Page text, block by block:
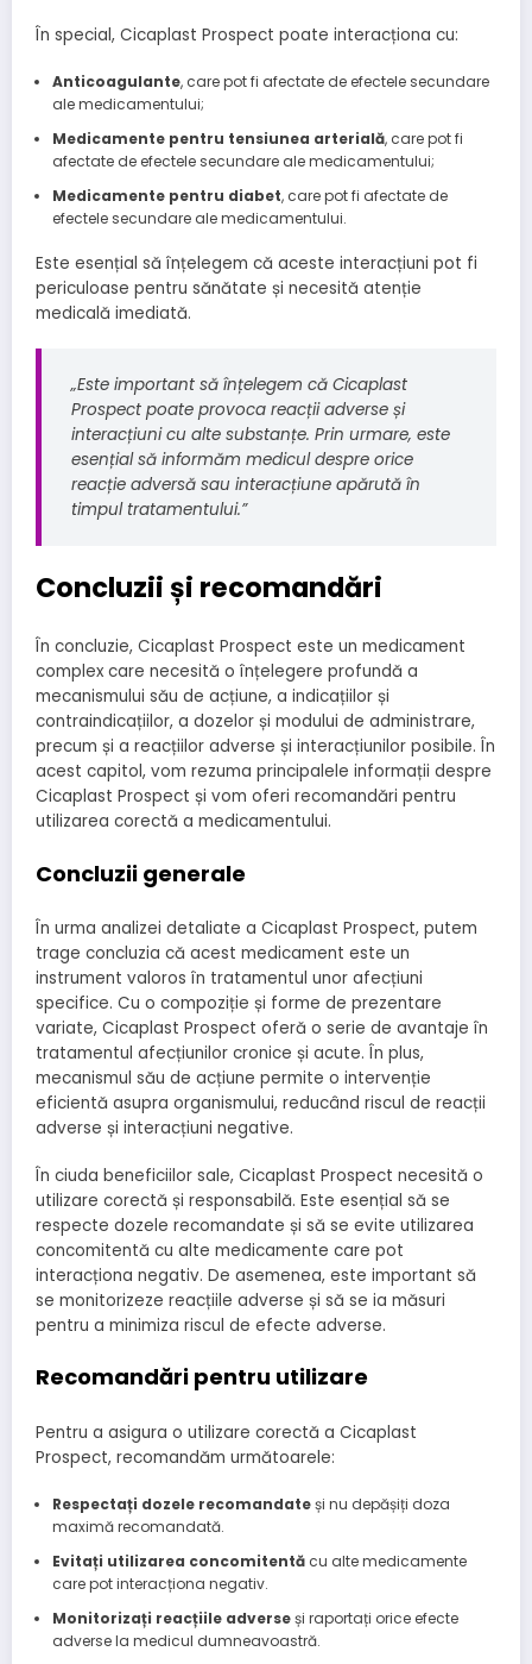
În special, Cicaplast Prospect poate interacționa cu:
Anticoagulante, care pot fi afectate de efectele secundare
ale medicamentului;
Medicamente pentru tensiunea arterială, care pot fi
afectate de efectele secundare ale medicamentului;
Medicamente pentru diabet, care pot fi afectate de
efectele secundare ale medicamentului.
Este esențial să înțelegem că aceste interacțiuni pot fi
periculoase pentru sănătate și necesită atenție
medicală imediată.
„Este important să înțelegem că Cicaplast
Prospect poate provoca reacții adverse și
interacțiuni cu alte substanțe. Prin urmare, este
esențial să informăm medicul despre orice
reacție adversă sau interacțiune apărută în
timpul tratamentului.”
Concluzii și recomandări
În concluzie, Cicaplast Prospect este un medicament
complex care necesită o înțelegere profundă a
mecanismului său de acțiune, a indicațiilor și
contraindicațiilor, a dozelor și modului de administrare,
precum și a reacțiilor adverse și interacțiunilor posibile. În
acest capitol, vom rezuma principalele informații despre
Cicaplast Prospect și vom oferi recomandări pentru
utilizarea corectă a medicamentului.
Concluzii generale
În urma analizei detaliate a Cicaplast Prospect, putem
trage concluzia că acest medicament este un
instrument valoros în tratamentul unor afecțiuni
specifice. Cu o compoziție și forme de prezentare
variate, Cicaplast Prospect oferă o serie de avantaje în
tratamentul afecțiunilor cronice și acute. În plus,
mecanismul său de acțiune permite o intervenție
eficientă asupra organismului, reducând riscul de reacții
adverse și interacțiuni negative.
În ciuda beneficiilor sale, Cicaplast Prospect necesită o
utilizare corectă și responsabilă. Este esențial să se
respecte dozele recomandate și să se evite utilizarea
concomitentă cu alte medicamente care pot
interacționa negativ. De asemenea, este important să
se monitorizeze reacțiile adverse și să se ia măsuri
pentru a minimiza riscul de efecte adverse.
Recomandări pentru utilizare
Pentru a asigura o utilizare corectă a Cicaplast
Prospect, recomandăm următoarele:
Respectați dozele recomandateși nu depășiți doza
maximă recomandată.
Evitați utilizarea concomitentăcu alte medicamente
care pot interacționa negativ.
Monitorizați reacțiile adverseși raportați orice efecte
adverse la medicul dumneavoastră.